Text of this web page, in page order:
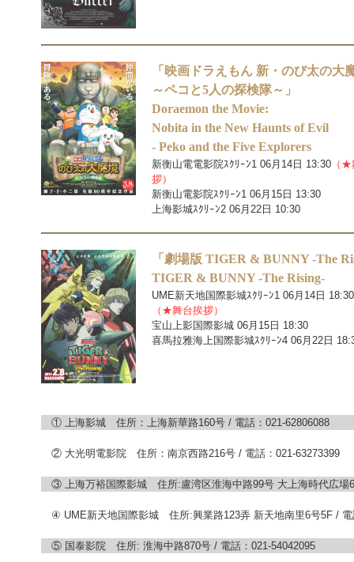
「映画ドラえもん 新・のび太の大
～ペコと5人の探検隊～」
Doraemon the Movie:
Nobita in the New Haunts of Evil
- Peko and the Five Explorers
新衡山電電影院ｽｸﾘｰﾝ1 06月14日 13:30 （
拶）
新衡山電影院ｽｸﾘｰﾝ1 06月15日 13:30
上海影城ｽｸﾘｰﾝ2 06月22日 10:30
「劇場版 TIGER & BUNNY -The
TIGER & BUNNY -The Rising-
UME新天地国際影城ｽｸﾘｰﾝ1 06月14日 18:30
（★舞台挨拶）
宝山上影国際影城 06月15日 18:30
喜馬拉雅海上国際影城ｽｸﾘｰﾝ4 06月22日
① 上海影城 住所：上海新華路160号 / 電話：021-62806088
② 大光明電影院 住所：南京西路216号 / 電話：021-63273399
③ 上海万裕国際影城 住所:盧湾区淮海中路99号 大上海時代広場
④ UME新天地国際影城 住所:興業路123弄 新天地南里6号5F / 電
⑤ 国泰影院 住所: 淮海中路870号 / 電話：021-54042095